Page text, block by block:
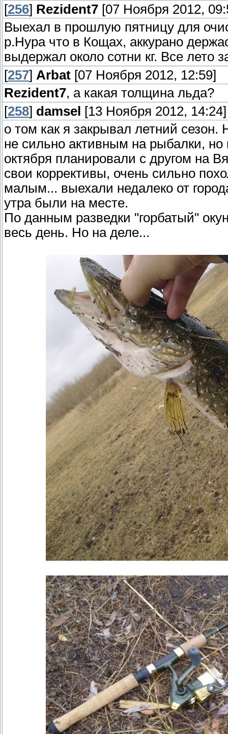
[256] Rezident7 [07 Ноября 2012,
Выехал в прошлую пятницу для
р.Нура что в Кощах, аккурано
выдержал около сотни кг. Все лето
[257] Arbat [07 Ноября 2012, 12:59]
Rezident7, а какая толщина льда?
[258] damsel
[13 Ноября 2012, 14:24]
о том как я закрывал летний
не сильно активным на рыбалки, но
октября планировали с другом на
свои коррективы, очень сильно
малым... выехали недалеко от
утра были на месте.
По данным разведки "горбатый"
весь день. Но на деле...